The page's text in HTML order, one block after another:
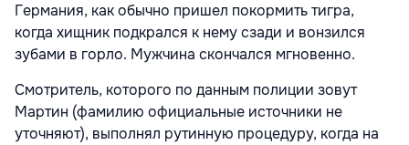
Германия, как обычно пришел покормить тигра,
когда хищник подкрался к нему сзади и вонзился
зубами в горло. Мужчина скончался мгновенно.
Смотритель, которого по данным полиции зовут
Мартин (фамилию официальные источники не
уточняют), выполнял рутинную процедуру, когда на